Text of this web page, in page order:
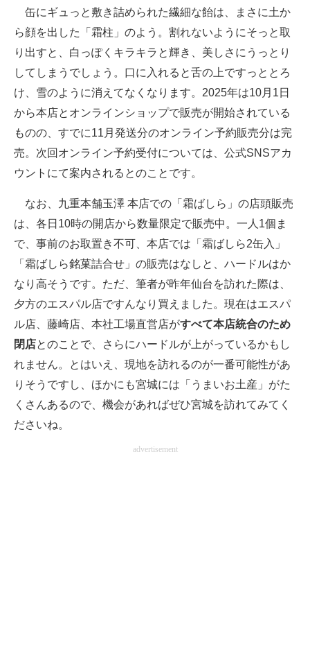
缶にギュっと敷き詰められた繊細な飴は、まさに土か
ら顔を出した「霜柱」のよう。割れないようにそっと取
り出すと、白っぽくキラキラと輝き、美しさにうっとり
してしまうでしょう。口に入れると舌の上ですっととろ
け、雪のように消えてなくなります。2025年は10月1日
から本店とオンラインショップで販売が開始されている
ものの、すでに11月発送分のオンライン予約販売分は完
売。次回オンライン予約受付については、公式SNSアカ
ウントにて案内されるとのことです。
なお、九重本舗玉澤 本店での「霜ばしら」の店頭販売
は、各日10時の開店から数量限定で販売中。一人1個ま
で、事前のお取置き不可、本店では「霜ばしら2缶入」
「霜ばしら銘菓詰合せ」の販売はなしと、ハードルはか
なり高そうです。ただ、筆者が昨年仙台を訪れた際は、
夕方のエスパル店ですんなり買えました。現在はエスパ
ル店、藤崎店、本社工場直営店がすべて本店統合のため
閉店とのことで、さらにハードルが上がっているかもし
れません。とはいえ、現地を訪れるのが一番可能性があ
りそうですし、ほかにも宮城には「うまいお土産」がた
くさんあるので、機会があればぜひ宮城を訪れてみてく
ださいね。
advertisement